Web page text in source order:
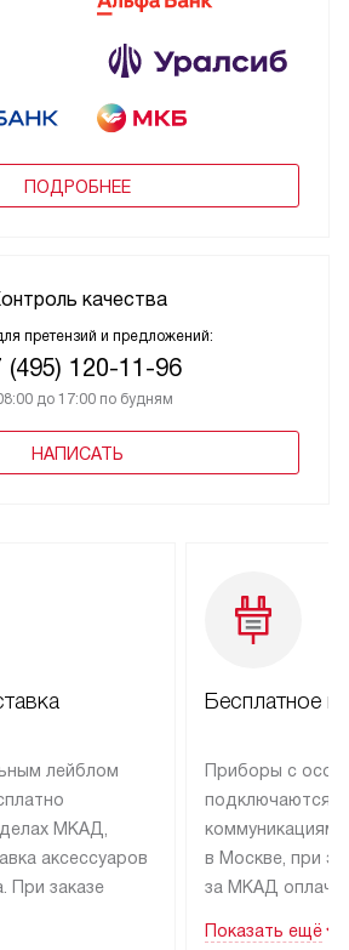
ПОДРОБНЕЕ
качества
претензий и предложений:
(495) 120-11-96
до 17:00 по будням
НАПИСАТЬ
лейблом
МКАД,
аксессуаров
При заказе
Бесплатное
Приборы с
подключаются к
коммуникациям
в Москве, при
за МКАД
партнера
Показать ещё